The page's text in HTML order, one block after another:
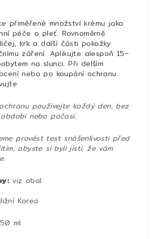
přiměřené množství krému jako
péče o pleť. Rovnoměrně
krk a další části pokožky
záření. Aplikujte alespoň 15–
na slunci. Při delším
nebo po koupání ochranu
používejte každý den, bez
nebo počasí.
provést test snášenlivosti před
abyste si byli jisti, že vám
viz obal
Korea
50 ml